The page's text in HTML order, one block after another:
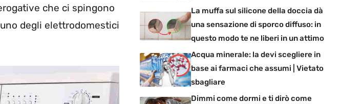
che ci spingono
degli elettrodomestici
La muffa sul silicone della doccia dà
una sensazione di sporco diffuso: in
questo modo te ne liberi in un attimo
Acqua minerale: la devi scegliere in
base ai farmaci che assumi | Vietato
sbagliare
Dimmi come dormi e ti dirò come